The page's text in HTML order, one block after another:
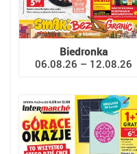
Biedronka
06.08.26 – 12.08.26